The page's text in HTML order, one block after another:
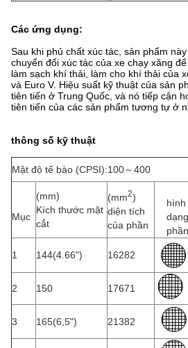
Các ứng dụng:
Sau khi phủ chất xúc tác, sản phẩm
chuyển đổi xúc tác của xe chạy xăng
làm sạch khí thải, làm cho khí thải của
và Euro V. Hiệu suất kỹ thuật của sản
tiên tiến ở Trung Quốc, và nó tiếp cận
tiên tiến của các sản phẩm tương tự ở
thông số kỹ thuật
Mật độ tế bào (CPSI):100～400
Mục
(mm)
Kích thước mặt
cắt
(mm2)
diện tích
của phần
hình
phần
1 144(4.66") 16282
2 150 17671
3 165(6,5") 21382